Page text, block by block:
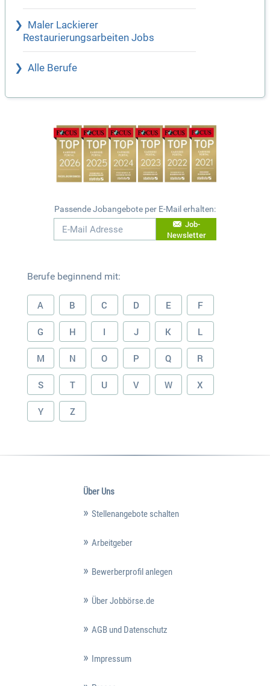
Maler Lackierer
Restaurierungsarbeiten Jobs
Alle Berufe
Passende Jobangebote per E-Mail erhalten:
Job-
Newsletter
Berufe beginnend mit:
A B C D E F
G H I J K L
M N O P Q R
S T U V W X
Y Z
Über Uns
Stellenangebote schalten
Arbeitgeber
Bewerberprofil anlegen
Über Jobbörse.de
AGB und Datenschutz
Impressum